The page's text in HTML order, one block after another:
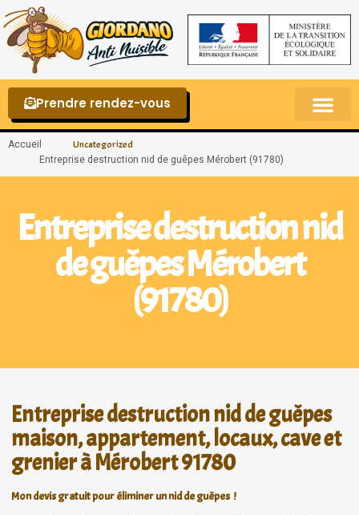
Prendre rendez-vous
Accueil Uncategorized
Entreprise destruction nid de guêpes Mérobert (91780)
Entreprise destruction nid
de guêpes Mérobert
(91780)
Entreprise destruction nid de guêpes
maison, appartement, locaux, cave et
grenier à Mérobert 91780
Mon devis gratuit pour éliminer un nid de guêpes !